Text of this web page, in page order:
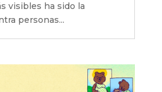
visibles ha sido la
personas...